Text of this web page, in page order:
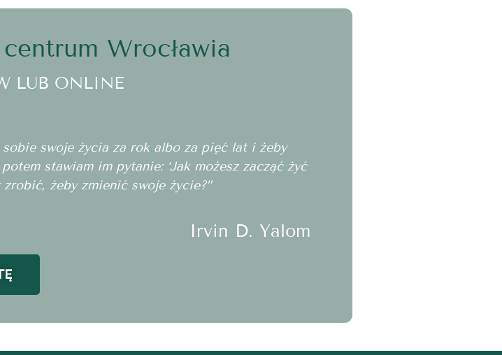
Wrocławia
LUB ONLINE
swoje życia za rok albo za pięć lat i żeby
stawiam im pytanie: ‘Jak możesz zacząć żyć
żeby zmienić swoje życie?”
Irvin D. Yalom